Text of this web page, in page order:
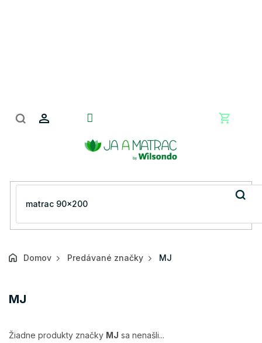
Domov Predávané značky MJ
MJ
Žiadne produkty značky MJ sa nenašli...